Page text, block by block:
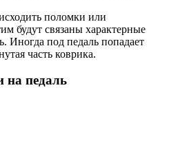
поломки или
будут связаны характерные
Иногда под педаль попадает
часть коврика.
педаль